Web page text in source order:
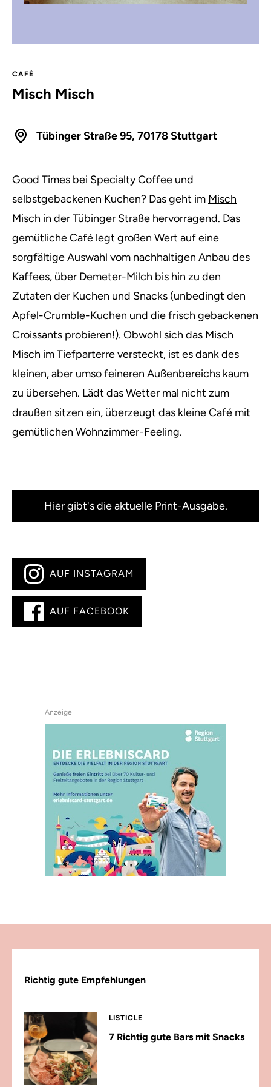
CAFÉ
Misch Misch
Tübinger Straße 95, 70178 Stuttgart
Good Times bei Specialty Coffee und
selbstgebackenen Kuchen? Das geht im Misch
Misch in der Tübinger Straße hervorragend. Das
gemütliche Café legt großen Wert auf eine
sorgfältige Auswahl vom nachhaltigen Anbau des
Kaffees, über Demeter-Milch bis hin zu den
Zutaten der Kuchen und Snacks (unbedingt den
Apfel-Crumble-Kuchen und die frisch gebackenen
Croissants probieren!). Obwohl sich das Misch
Misch im Tiefparterre versteckt, ist es dank des
kleinen, aber umso feineren Außenbereichs kaum
zu übersehen. Lädt das Wetter mal nicht zum
draußen sitzen ein, überzeugt das kleine Café mit
gemütlichen Wohnzimmer-Feeling.
Hier gibt's die aktuelle Print-Ausgabe.
AUF INSTAGRAM
AUF FACEBOOK
Anzeige
Richtig gute Empfehlungen
LISTICLE
7 Richtig gute Bars mit Snacks